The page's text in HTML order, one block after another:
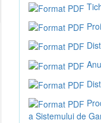
a Sistemului de